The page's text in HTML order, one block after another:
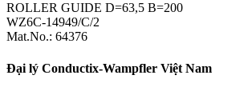
ROLLER GUIDE D=63,5 B=200
WZ6C-14949/C/2
Mat.No.: 64376
Đại lý Conductix-Wampfler Việt Nam